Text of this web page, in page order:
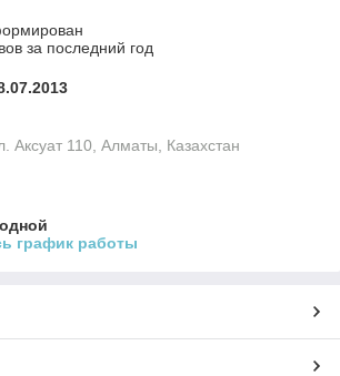
за последний год
Аксуат 110, Алматы, Казахстан
график работы